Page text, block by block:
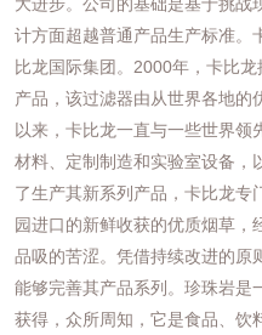
计方面超越普通产品生产标准。
比龙国际集团。 2000年，卡比
产品，该过滤器由从世界各地的
以来，卡比龙一直与一些世界
材料、定制制造和实验室设备，
了生产其新系列产品，卡比龙专
园进口的新鲜收获的优质烟草，
品吸的苦涩。 凭借持续改进的原
能够完善其产品系列。 珍珠岩是
获得，众所周知，它是食品、饮